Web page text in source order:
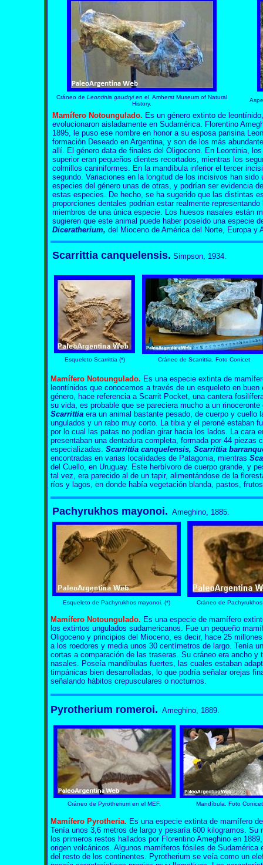
Cráneo de Leontinia gaudryien el Amherst Museum of Natural
History.
Mamífero Notoungulado. Es un género extinto de
evolucionaron aisladamente en Sudamérica. Florentino
1895, le puso ese nombre en honor a su esposa parisina
formación Deseado en Argentina, y son de los más
allí. El género data de finales del Oligoceno. En Leontinia,
superior eran pequeños dientes recortados, mientras los
colmillos caniniformes. En la mandíbula inferior el tercer
segundo. Variaciones en la longitud de los incisivos han
especies del género unas de otras, y podrían ser evidencia
estas especies. De hecho, se ha sugerido que las distintas
proporciones dentales podrían estar realmente
miembros de una única especie. Los huesos nasales están
sugieren que este animal puede haber poseído una especie
Diceratherium, del Mioceno de América del Norte, Europa y
Scarrittia canquelensis. Simpson, 1934.
Esqueleto Scarrittia (*) Cráneo de Scarrittia. Foto Conicet
Mamífero Notoungulado. Es una especie extinta de
leontínidos que conocemos a través de un esqueleto en
género, hace referencia a Scarrit Pocket, una cantera
su vida, es probable que se pareciera mucho a un
Scarrittia era un animal bastante pesado, de cuerpo y cuello
ungulados y un rabo muy corto. La tibia y el peroné estaban
por lo cual las patas no podían girar hacia los lados. La cara
presentaban una dentadura completa, formada por 44 piezas
especializadas. Scarrittia canquelensis, Scarrittia
encontradas en varias localidades de Patagonia, mientras
del Cuello, en Uruguay. Este herbívoro de cuerpo grande, y
tal vez, era parecido al de un tapir, alimentándose de la
ríos y lagos, en donde había vegetación blanda, pastos,
Pachyrukhos mayonoi. Ameghino, 1885.
Esqueleto de Pachyrukhos mayonoi. (*) Cráneo de
Mamífero Notoungulado. Es una especie de mamífero
los extintos ungulados sudamericanos. Fue un pequeño
Oligoceno y principios del Mioceno, es decir, hace 25
a los roedores y media unos 30 centímetros de largo. Tenía
cortas a comparación de las traseras. Su cráneo era ancho
nasales. Poseía mandíbulas fuertes, las cuales estaban
timpánicas bien desarrolladas, lo que podría señalar orejas
señalando hábitos crepusculares o nocturnos.
Pyrotherium romeroi. Ameghino, 1889.
Cráneo de Pyrotherium en el MEF. Mandíbula. Foto
Mamífero Pyrotheria. Es una especie extinta de mamífero
Tenía unos 3,6 metros de largo y pesaría 600 kilogramos.
los primeros restos hallados por Florentino Ameghino en
origen volcánicos. Algunos mamíferos fósiles de Sudamérica
del resto de los continentes. Pyrotherium se veía como un